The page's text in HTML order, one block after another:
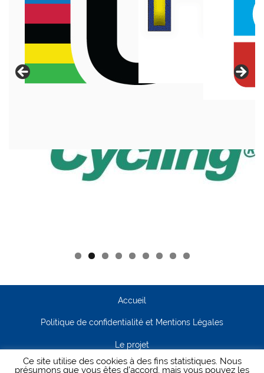
Accueil
Politique de confidentialité et Mentions Légales
Le projet
Contact
Ce site utilise des cookies à des fins statistiques. Nous
présumons que vous êtes d'accord, mais vous pouvez les